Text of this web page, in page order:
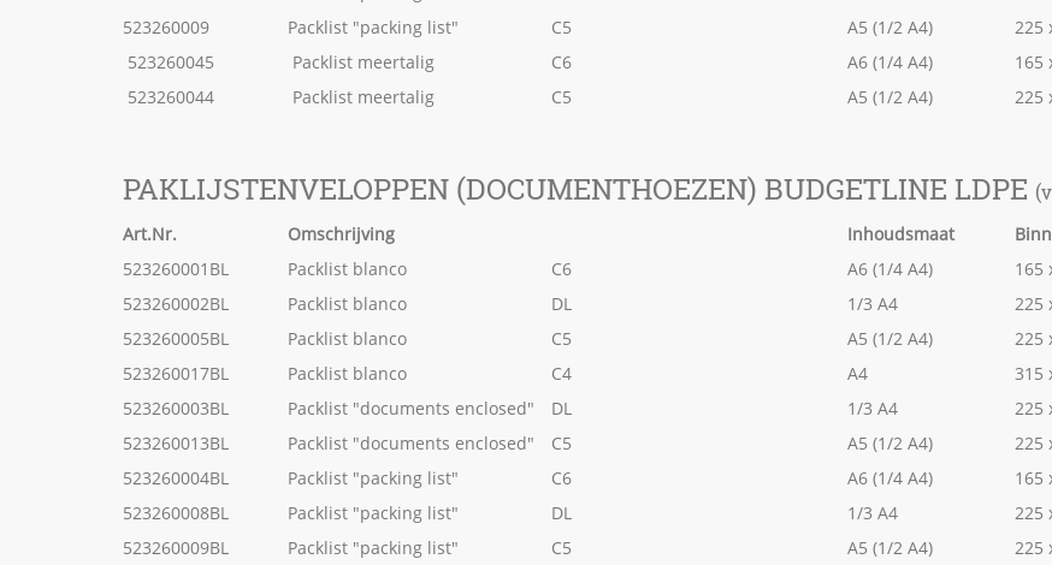
523260009
Packlist "packing list" C5 A5 (1/2 A4) 225
523260045
Packlist meertalig C6 A6 (1/4 A4) 165
523260044
Packlist meertalig C5 A5 (1/2 A4) 225
PAKLIJSTENVELOPPEN (DOCUMENTHOEZEN) BUDGETLINE LDPE
Art.Nr. Omschrijving Inhoudsmaat
523260001BL
Packlist blanco C6 A6 (1/4 A4) 165
523260002BL
Packlist blanco DL 1/3 A4 225
523260005BL
Packlist blanco C5 A5 (1/2 A4) 225
523260017BL
Packlist blanco C4 A4 315
523260003BL
Packlist "documents enclosed" DL 1/3 A4 225
523260013BL
Packlist "documents enclosed" C5 A5 (1/2 A4) 225
523260004BL
Packlist "packing list" C6 A6 (1/4 A4) 165
523260008BL
Packlist "packing list" DL 1/3 A4 225
523260009BL
Packlist "packing list" C5 A5 (1/2 A4) 225